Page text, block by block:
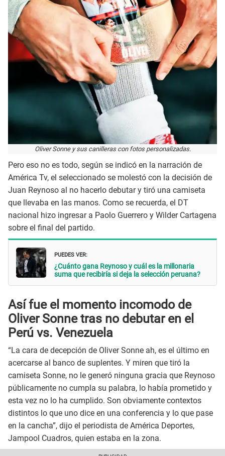
Oliver Sonne y sus canilleras con fotos personalizadas.
Pero eso no es todo, según se indicó en la narración de
América Tv, el seleccionado se molestó con la decisión de
Juan Reynoso al no hacerlo debutar y tiró una camiseta
que llevaba en las manos. Como se recuerda, el DT
nacional hizo ingresar a Paolo Guerrero y Wilder Cartagena
sobre el final del partido.
PUEDES VER:
¿Cuánto gana Reynoso y cuál es la millonaria
suma que recibiría si deja la selección peruana?
Así fue el momento incomodo de
Oliver Sonne tras no debutar en el
Perú vs. Venezuela
“La cara de decepción de Oliver Sonne ah, es el último en
acercarse al banco de suplentes. Y miren que tiró la
camiseta Sonne, no le generó ninguna gracia que Reynoso
públicamente no cumpla su palabra, lo había prometido y
esta vez no lo ha cumplido. Son obviamente contextos
distintos lo que uno dice en una conferencia y lo que pase
en la cancha”, dijo el periodista de América Deportes,
Jampool Cuadros, quien estaba en la zona.